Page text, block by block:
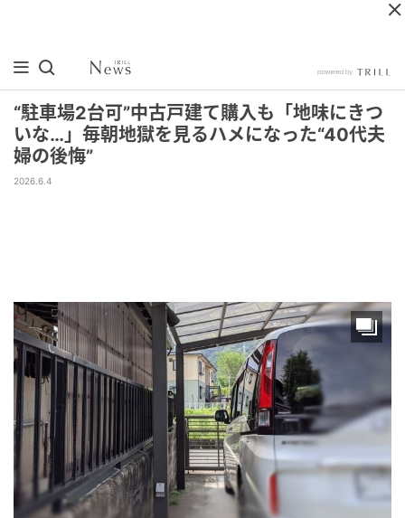
“駐車場2台可”中古戸建て購入も「地味にきつ
いな…」毎朝地獄を見るハメになった“40代夫
婦の後悔”
2026.6.4